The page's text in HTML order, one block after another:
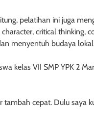
pelatihan ini juga
critical thinking,
menyentuh budaya
kelas VII SMP YPK 2
cepat. Dulu saya